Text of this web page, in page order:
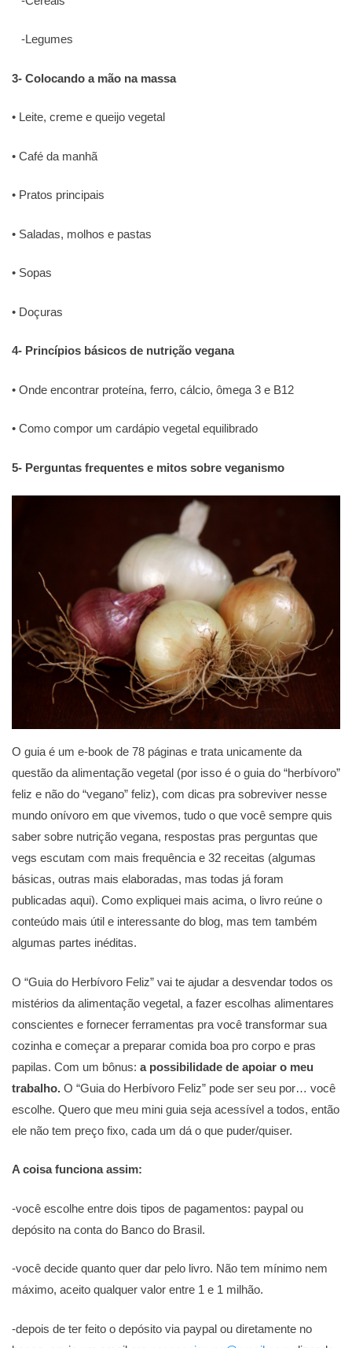
-Legumes
3- Colocando a mão na massa
• Leite, creme e queijo vegetal
• Café da manhã
• Pratos principais
• Saladas, molhos e pastas
• Sopas
• Doçuras
4- Princípios básicos de nutrição vegana
• Onde encontrar proteína, ferro, cálcio, ômega 3 e B12
• Como compor um cardápio vegetal equilibrado
5- Perguntas frequentes e mitos sobre veganismo
O guia é um e-book de 78 páginas e trata unicamente da
questão da alimentação vegetal (por isso é o guia do “herbívoro”
feliz e não do “vegano” feliz), com dicas pra sobreviver nesse
mundo onívoro em que vivemos, tudo o que você sempre quis
saber sobre nutrição vegana, respostas pras perguntas que
vegs escutam com mais frequência e 32 receitas (algumas
básicas, outras mais elaboradas, mas todas já foram
publicadas aqui). Como expliquei mais acima, o livro reúne o
conteúdo mais útil e interessante do blog, mas tem também
algumas partes inéditas.
O “Guia do Herbívoro Feliz” vai te ajudar a desvendar todos os
mistérios da alimentação vegetal, a fazer escolhas alimentares
conscientes e fornecer ferramentas pra você transformar sua
cozinha e começar a preparar comida boa pro corpo e pras
papilas. Com um bônus: a possibilidade de apoiar o meu
trabalho. O “Guia do Herbívoro Feliz” pode ser seu por… você
escolhe. Quero que meu mini guia seja acessível a todos, então
ele não tem preço fixo, cada um dá o que puder/quiser.
A coisa funciona assim:
-você escolhe entre dois tipos de pagamentos: paypal ou
depósito na conta do Banco do Brasil.
-você decide quanto quer dar pelo livro. Não tem mínimo nem
máximo, aceito qualquer valor entre 1 e 1 milhão.
-depois de ter feito o depósito via paypal ou diretamente no